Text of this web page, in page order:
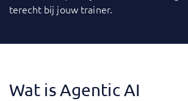
terecht bij jouw trainer.
Wat is Agentic AI